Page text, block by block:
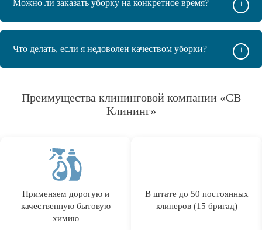
Можно ли заказать уборку на конкретное время? +
Что делать, если я недоволен качеством уборки? +
Преимущества клининговой компании «СВ
Клининг»
Применяем дорогую и
качественную бытовую
химию
В штате до 50 постоянных
клинеров (15 бригад)